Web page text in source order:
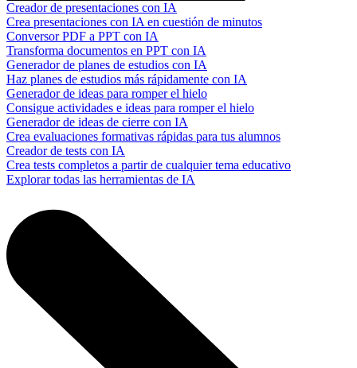
Creador de presentaciones con IA
Crea presentaciones con IA en cuestión de minutos
Conversor PDF a PPT con IA
Transforma documentos en PPT con IA
Generador de planes de estudios con IA
Haz planes de estudios más rápidamente con IA
Generador de ideas para romper el hielo
Consigue actividades e ideas para romper el hielo
Generador de ideas de cierre con IA
Crea evaluaciones formativas rápidas para tus alumnos
Creador de tests con IA
Crea tests completos a partir de cualquier tema educativo
Explorar todas las herramientas de IA